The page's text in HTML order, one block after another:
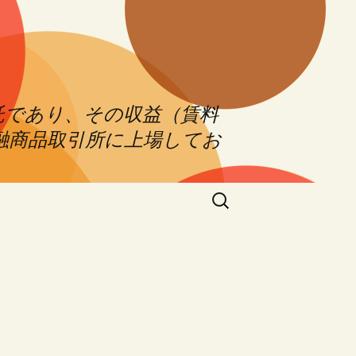
あり、その収益（賃料
品取引所に上場してお
Search
for: